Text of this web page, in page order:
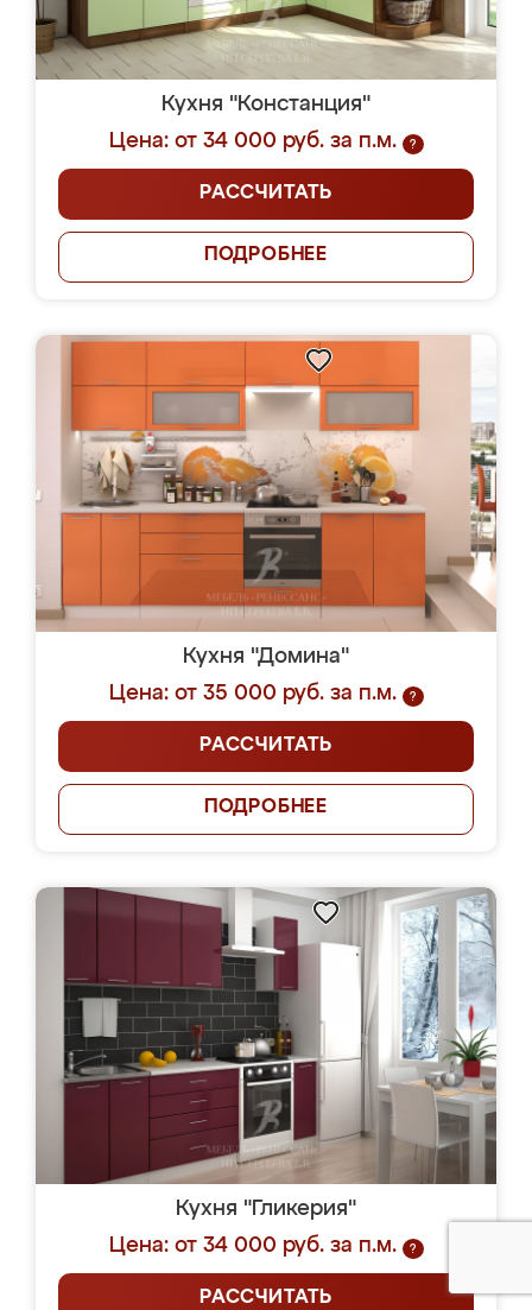
Кухня "Констанция"
Цена: от 34 000 руб. за п.м.
?
РАССЧИТАТЬ
ПОДРОБНЕЕ
Кухня "Домина"
Цена: от 35 000 руб. за п.м.
?
РАССЧИТАТЬ
ПОДРОБНЕЕ
Кухня "Гликерия"
Цена: от 34 000 руб. за п.м.
?
РАССЧИТАТЬ